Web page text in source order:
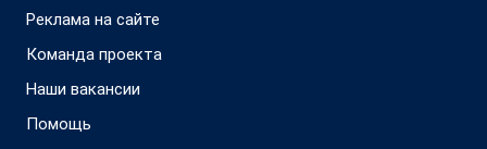
Реклама на сайте
Команда проекта
Наши вакансии
Помощь